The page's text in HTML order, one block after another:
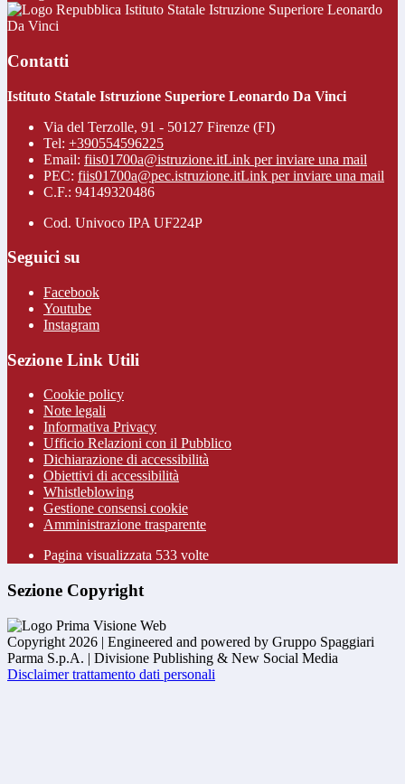
Istituto Statale Istruzione Superiore Leonardo
Da Vinci
Contatti
Istituto Statale Istruzione Superiore Leonardo Da Vinci
Via del Terzolle, 91 - 50127 Firenze (FI)
Tel: +390554596225
Email: fiis01700a@istruzione.itLink per inviare una mail
PEC: fiis01700a@pec.istruzione.itLink per inviare una mail
C.F.: 94149320486
Cod. Univoco IPA UF224P
Seguici su
Facebook
Youtube
Instagram
Sezione Link Utili
Cookie policy
Note legali
Informativa Privacy
Ufficio Relazioni con il Pubblico
Dichiarazione di accessibilità
Obiettivi di accessibilità
Whistleblowing
Gestione consensi cookie
Amministrazione trasparente
Pagina visualizzata 533 volte
Sezione Copyright
Copyright 2026 | Engineered and powered by Gruppo Spaggiari
Parma S.p.A. | Divisione Publishing & New Social Media
Disclaimer trattamento dati personali